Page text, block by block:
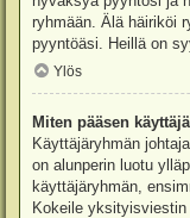
ryhmään. Älä häiriköi
pyyntöäsi. Heillä on
Ylös
Miten pääsen
Käyttäjäryhmän
on alunperin luotu
käyttäjäryhmän,
Kokeile yksityisviestin